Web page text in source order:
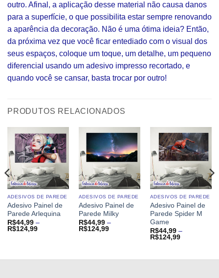
outro. Afinal, a aplicação desse material não causa danos
para a superfície, o que possibilita estar sempre renovando
a aparência da decoração. Não é uma ótima ideia? Então,
da próxima vez que você ficar entediado com o visual dos
seus espaços, coloque um toque, um detalhe, um pequeno
diferencial usando um adesivo impresso recortado, e
quando você se cansar, basta trocar por outro!
PRODUTOS RELACIONADOS
ADESIVOS DE PAREDE
Adesivo Painel de
Parede Arlequina
R$44,99 –
R$124,99Faixa
R$124,99
ADESIVOS DE PAREDE
Adesivo Painel de
Parede Milky
R$44,99 –
R$124,99Faixa
R$124,99
ADESIVOS DE PAREDE
Adesivo Painel de
Parede Spider M
Game
R$44,99 –
R$124,99Faixa